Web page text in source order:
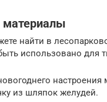
найти в
использовано для
настроения
из шляпок желудей.